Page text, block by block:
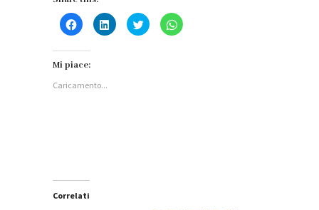
Fai
clic
Facebook
apre
in
Fai
clic
Fai
clic
Fai
clic
Mi piace:
Caricamento...
Correlati